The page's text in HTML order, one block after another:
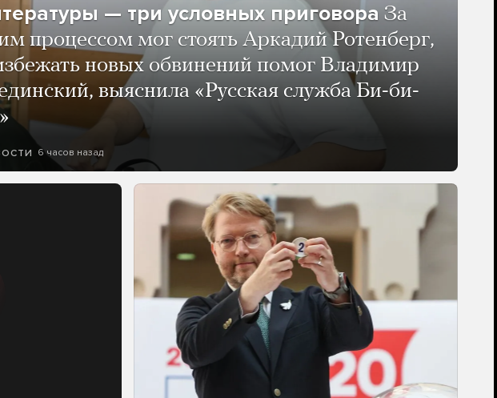
— три условных приговора За
процессом мог стоять Аркадий Ротенберг,
новых обвинений помог Владимир
выяснила «Русская служба Би-би-
6 часов назад